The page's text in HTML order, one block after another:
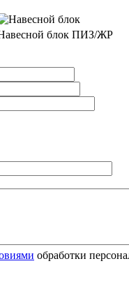
блок ПИЗ/ЖР
обработки